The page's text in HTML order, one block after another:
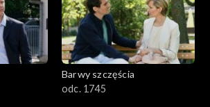
Barwy szczęścia
odc. 1745